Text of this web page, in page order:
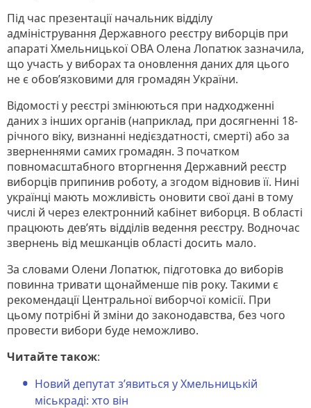
Під час презентації начальник відділу
адміністрування Державного реєстру виборців при
апараті Хмельницької ОВА Олена Лопатюк зазначила,
що участь у виборах та оновлення даних для цього
не є обов’язковими для громадян України.
Відомості у реєстрі змінюються при надходженні
даних з інших органів (наприклад, при досягненні 18-
річного віку, визнанні недієздатності, смерті) або за
зверненнями самих громадян. З початком
повномасштабного вторгнення Державний реєстр
виборців припинив роботу, а згодом відновив її. Нині
українці мають можливість оновити свої дані в тому
числі й через електронний кабінет виборця. В області
працюють дев’ять відділів ведення реєстру. Водночас
звернень від мешканців області досить мало.
За словами Олени Лопатюк, підготовка до виборів
повинна тривати щонайменше пів року. Такими є
рекомендації Центральної виборчої комісії. При
цьому потрібні й зміни до законодавства, без чого
провести вибори буде неможливо.
Читайте також:
Новий депутат з’явиться у Хмельницькій
міськраді: хто він